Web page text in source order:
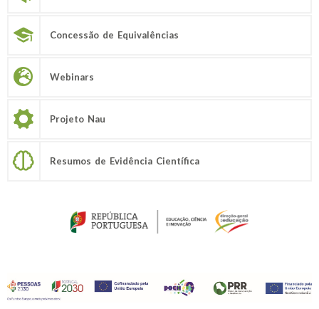
Concessão de Equivalências
Webinars
Projeto Nau
Resumos de Evidência Científica